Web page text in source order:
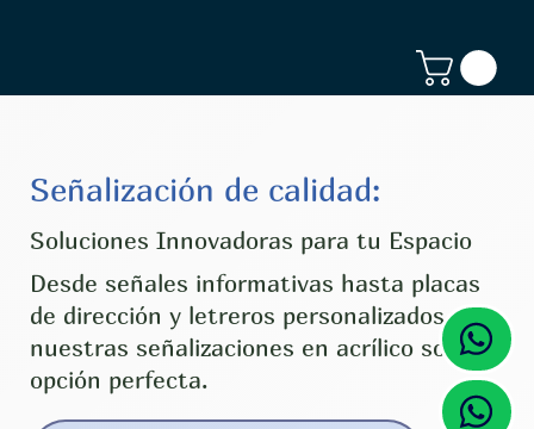
Señalización de calidad:
Soluciones Innovadoras para tu Espacio
Desde señales informativas hasta placas
de dirección y letreros personalizados,
nuestras señalizaciones en acrílico son la
opción perfecta.